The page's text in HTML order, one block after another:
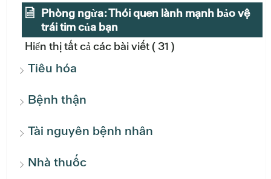
Phòng ngừa: Thói quen lành mạnh bảo vệ
trái tim của bạn
Hiển thị tất cả các bài viết( 31 )
Tiêu hóa
Bệnh thận
Tài nguyên bệnh nhân
Nhà thuốc